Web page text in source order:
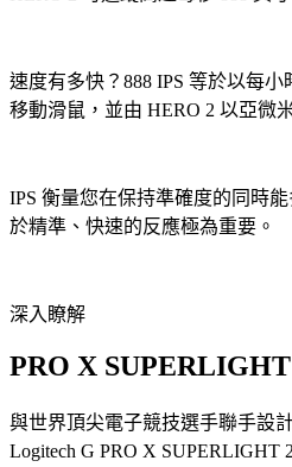
速度有多快？888 IPS 等於以每小
移動滑鼠，並由 HERO 2 以亞微
IPS 衡量您在保持準確度的同時
於精準、快速的反應極為重要。
深入瞭解
PRO X
與世界頂尖電子競技選手聯手設
Logitech G PRO X